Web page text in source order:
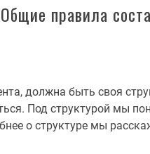
Общие правила
должна быть своя
Под структурой мы
о структуре мы